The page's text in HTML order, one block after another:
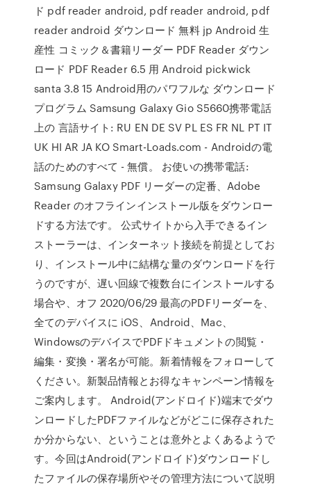
ド pdf reader android, pdf reader android, pdf
reader android ダウンロード 無料 jp Android 生
産性 コミック＆書籍リーダー PDF Reader ダウン
ロード PDF Reader 6.5 用 Android pickwick
santa 3.8 15 Android用のパワフルな ダウンロード
プログラム Samsung Galaxy Gio S5660携帯電話
上の 言語サイト: RU EN DE SV PL ES FR NL PT IT
UK HI AR JA KO Smart-Loads.com - Androidの電
話のためのすべて - 無償。 お使いの携帯電話:
Samsung Galaxy PDF リーダーの定番、Adobe
Reader のオフラインインストール版をダウンロー
ドする方法です。 公式サイトから入手できるイン
ストーラーは、インターネット接続を前提としてお
り、インストール中に結構な量のダウンロードを行
うのですが、遅い回線で複数台にインストールする
場合や、オフ 2020/06/29 最高のPDFリーダーを、
全てのデバイスに iOS、Android、Mac、
WindowsのデバイスでPDFドキュメントの閲覧・
編集・変換・署名が可能。新着情報をフォローして
ください。新製品情報とお得なキャンペーン情報を
ご案内します。 Android(アンドロイド)端末でダウ
ンロードしたPDFファイルなどがどこに保存された
か分からない、ということは意外とよくあるようで
す。今回はAndroid(アンドロイド)ダウンロードし
たファイルの保存場所やその管理方法について説明